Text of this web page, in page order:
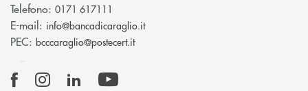
Telefono: 0171 617111
E-mail: info@bancadicaraglio.it(si apre l’app di posta elettronica)
PEC: bcccaraglio@postecert.it(si apre l’app di posta elettronica)